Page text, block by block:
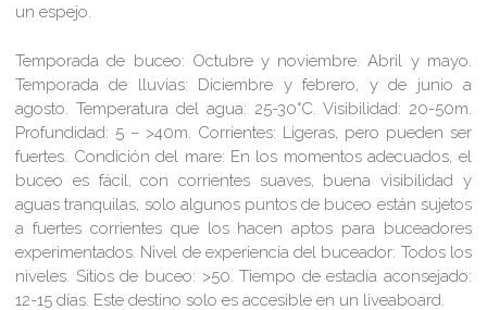
un espejo.
Temporada de buceo: Octubre y noviembre. Abril y mayo.
Temporada de lluvias: Diciembre y febrero, y de junio a
agosto.Temperatura del agua: 25-30°C. Visibilidad: 20-50m.
Profundidad: 5 – >40m. Corrientes: Ligeras, pero pueden ser
fuertes. Condición del mare: En los momentos adecuados, el
buceo es fácil, con corrientes suaves, buena visibilidad y
aguas tranquilas, solo algunos puntos de buceo están sujetos
a fuertes corrientes que los hacen aptos para buceadores
experimentados. Nivel de experiencia del buceador: Todos los
niveles. Sitios de buceo: >50.Tiempo de estadía aconsejado:
12-15 días. Este destino solo es accesible en un liveaboard.